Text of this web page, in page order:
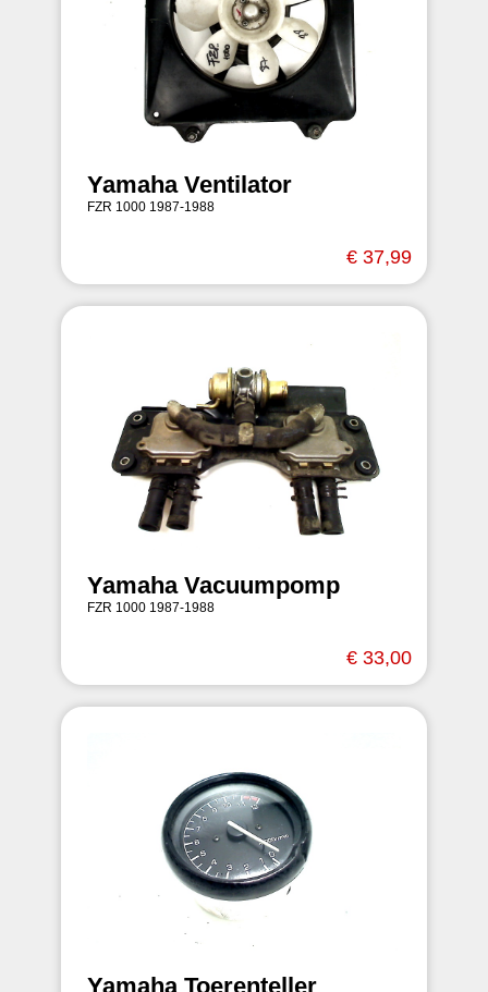
Yamaha Ventilator
FZR 1000 1987-1988
€ 37,99
Yamaha Vacuumpomp
FZR 1000 1987-1988
€ 33,00
Yamaha Toerenteller